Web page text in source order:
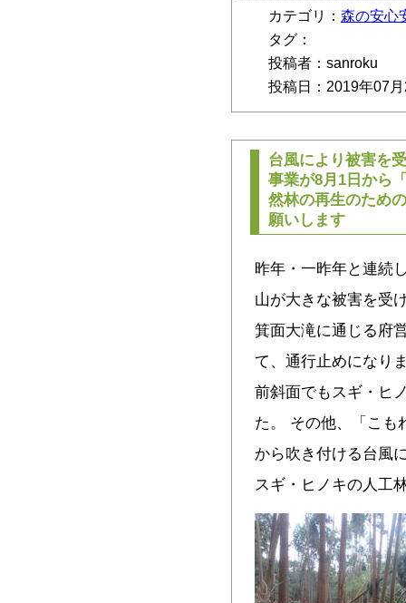
カテゴリ： 森の安心
タグ：
投稿者：sanroku
投稿日：2019年07
台風により被害を
事業が8月1日から
然林の再生のため
願いします
昨年・一昨年と連続
山が大きな被害を受
箕面大滝に通じる府
て、通行止めになり
前斜面でもスギ・ヒ
た。 その他、「こも
から吹き付ける台風
スギ・ヒノキの人工